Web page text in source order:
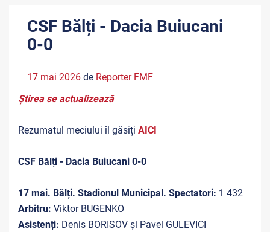
CSF Bălți - Dacia Buiucani
0-0
17 mai 2026 de Reporter FMF
Știrea se actualizează
Rezumatul meciului îl găsiți AICI
CSF Bălți - Dacia Buiucani 0-0
17 mai. Bălți. Stadionul Municipal. Spectatori: 1 432
Arbitru: Viktor BUGENKO
Asistenți: Denis BORISOV și Pavel GULEVICI